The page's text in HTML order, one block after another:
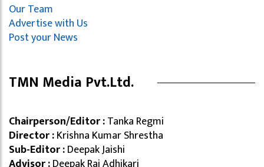
Our Team
Advertise with Us
Post your News
TMN Media Pvt.Ltd.
Chairperson/Editor :Tanka Regmi
Director :Krishna Kumar Shrestha
Sub-Editor :Deepak Jaishi